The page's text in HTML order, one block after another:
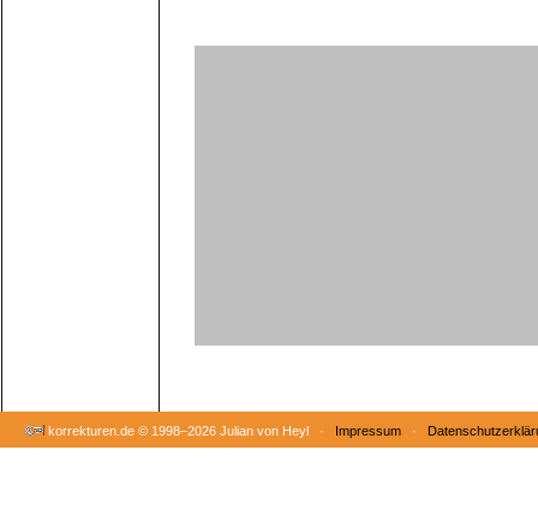
korrekturen.de © 1998–2026 Julian von Heyl · Impressum ·